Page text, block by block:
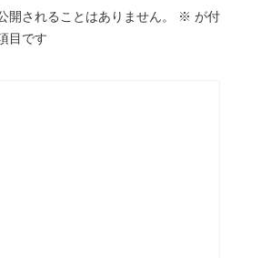
開されることはありません。 ※ が付
目です